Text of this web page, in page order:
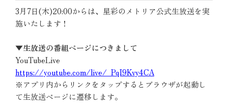
3月7日(木)20:00からは、星彩のメトリア公式生放送を実
施いたします！
▼生放送の番組ページにつきまして
YouTubeLive
https://youtube.com/live/_PqI9Kvy4CA
※アプリ内からリンクをタップするとブラウザが起動し
て生放送ページに遷移します。